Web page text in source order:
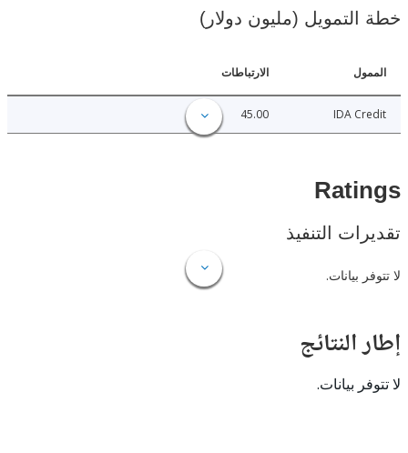
(مليون دولار)
الارتباطات
IDA
التنفيذ
بيانات.
بيانات.